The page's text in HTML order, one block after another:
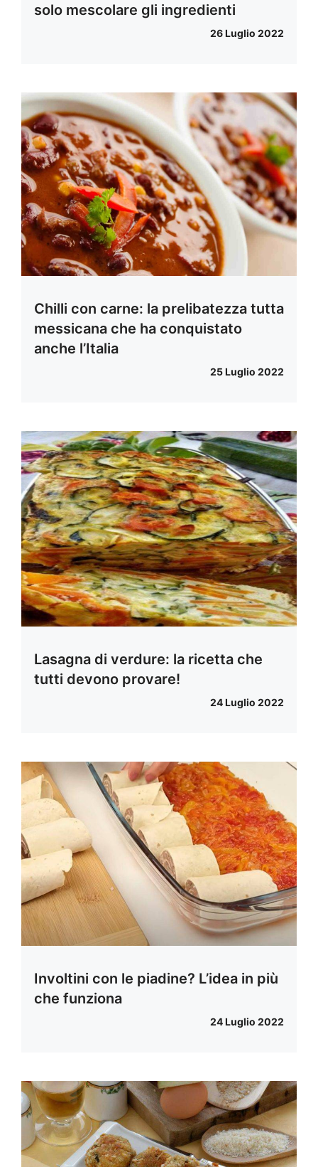
solo mescolare gli ingredienti
26 Luglio 2022
Chilli con carne: la prelibatezza tutta
messicana che ha conquistato
anche l’Italia
25 Luglio 2022
Lasagna di verdure: la ricetta che
tutti devono provare!
24 Luglio 2022
Involtini con le piadine? L’idea in più
che funziona
24 Luglio 2022